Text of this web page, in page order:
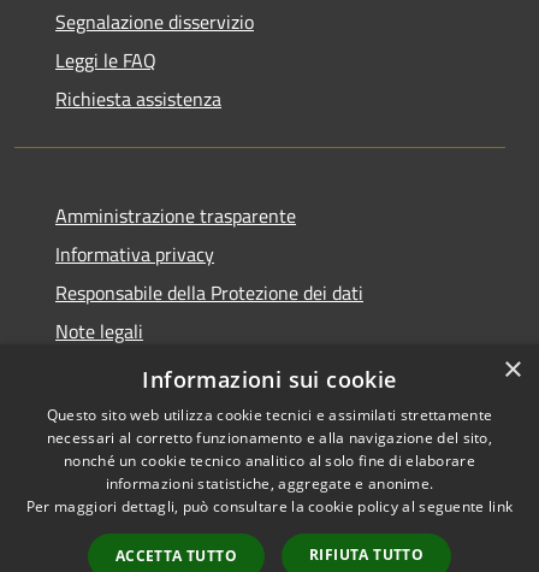
Segnalazione disservizio
Leggi le FAQ
Richiesta assistenza
Amministrazione trasparente
Informativa privacy
Responsabile della Protezione dei dati
Note legali
Dichiarazione di accessibilità
Accessibilità
Copyright © 2026 • Comune di
San Paolo • Powered by
Municipium•
Accesso
×
Informazioni sui cookie
Questo sito web utilizza cookie tecnici e assimilati strettamente
necessari al corretto funzionamento e alla navigazione del sito,
nonché un cookie tecnico analitico al solo fine di elaborare
informazioni statistiche, aggregate e anonime.
Per maggiori dettagli, può consultare la cookie policy al seguente link
ACCETTA TUTTO RIFIUTA TUTTO